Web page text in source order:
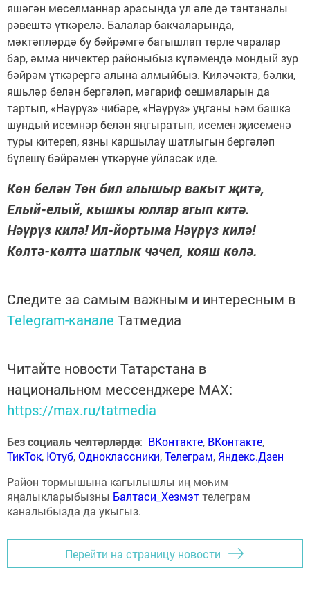
яшәгән мөселманнар арасында ул әле дә тантаналы
рәвештә үткәрелә. Балалар бакчаларында,
мәктәпләрдә бу бәйрәмгә багышлап төрле чаралар
бар, әмма ничектер районыбыз күләмендә мондый зур
бәйрәм үткәрергә алына алмыйбыз. Киләчәктә, бәлки,
яшьләр белән бергәләп, мәгариф оешмаларын да
тартып, «Нәүрүз» чибәре, «Нәүрүз» уӊганы һәм башка
шундый исемнәр белән яӊгыратып, исемен җисеменә
туры китереп, язны каршылау шатлыгын бергәләп
бүлешү бәйрәмен үткәрүне уйласак иде.
Көн белән Төн бил алышыр вакыт җитә,
Елый-елый, кышкы юллар агып китә.
Нәүрүз килә! Ил-йортыма Нәүрүз килә!
Көлтә-көлтә шатлык чәчеп, кояш көлә.
Следите за самым важным и интересным в
Telegram-канале Татмедиа
Читайте новости Татарстана в
национальном мессенджере MАХ:
https://max.ru/tatmedia
Без социаль челтәрләрдә: ВКонтакте, ВКонтакте,
ТикТок, Ютуб,Одноклассники,Телеграм, Яндекс.Дзен
Район тормышына кагылышлы иң мөһим
яңалыкларыбызны Балтаси_Хезмэттелеграм
каналыбызда да укыгыз.
Перейти на страницу новости